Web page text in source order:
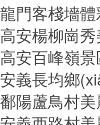
龍門客棧墻
高安楊柳崗
高安百峰嶺
安義長均鄉
鄱陽蘆鳥村